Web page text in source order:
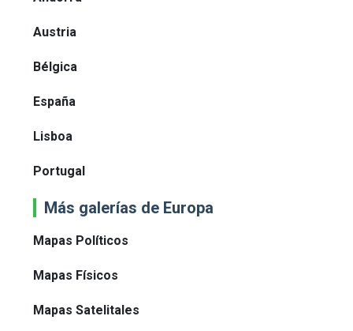
Austria
Bélgica
España
Lisboa
Portugal
Más galerías de Europa
Mapas Políticos
Mapas Físicos
Mapas Satelitales